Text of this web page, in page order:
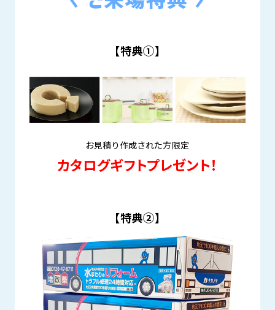
【特典①】
お見積り作成された方限定
カタログギフトプレゼント！
【特典②】